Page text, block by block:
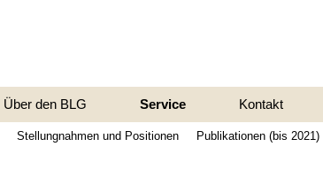
Über den BLG Service
Stellungnahmen und Positionen Publikationen (bis 2021)
Kontakt